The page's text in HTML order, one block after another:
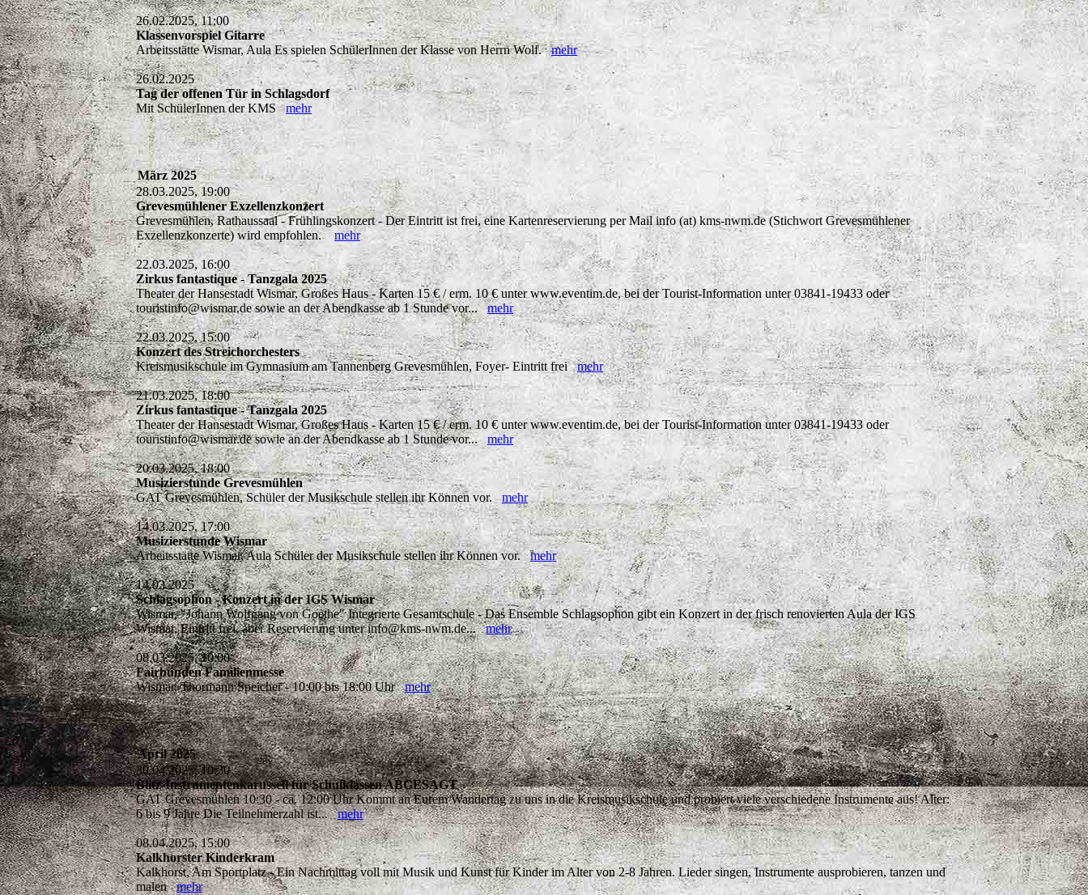
26.02.2025, 11:00
Klassenvorspiel Gitarre
Arbeitsstätte Wismar, Aula Es spielen SchülerInnen der Klasse von Herrn Wolf.mehr
26.02.2025
Tag der offenen Tür in Schlagsdorf
Mit SchülerInnen der KMSmehr
März 2025
28.03.2025, 19:00
Grevesmühlener Exzellenzkonzert
Grevesmühlen, Rathaussaal - Frühlingskonzert - Der Eintritt ist frei, eine Kartenreservierung per Mail info (at) kms-nwm.de (Stichwort Grevesmühlener
Exzellenzkonzerte) wird empfohlen.mehr
22.03.2025, 16:00
Zirkus fantastique - Tanzgala 2025
Theater der Hansestadt Wismar, Großes Haus - Karten 15 € / erm. 10 € unter www.eventim.de, bei der Tourist-Information unter 03841-19433 oder
touristinfo@wismar.de sowie an der Abendkasse ab 1 Stunde vor...mehr
22.03.2025, 15:00
Konzert des Streichorchesters
Kreismusikschule im Gymnasium am Tannenberg Grevesmühlen, Foyer- Eintritt freimehr
21.03.2025, 18:00
Zirkus fantastique - Tanzgala 2025
Theater der Hansestadt Wismar, Großes Haus - Karten 15 € / erm. 10 € unter www.eventim.de, bei der Tourist-Information unter 03841-19433 oder
touristinfo@wismar.de sowie an der Abendkasse ab 1 Stunde vor... mehr
20.03.2025, 18:00
Musizierstunde Grevesmühlen
GAT Grevesmühlen, Schüler der Musikschule stellen ihr Können vor.mehr
14.03.2025, 17:00
Musizierstunde Wismar
Arbeitsstätte Wismar, Aula Schüler der Musikschule stellen ihr Können vor.mehr
14.03.2025
Schlagsophon - Konzert in der IGS Wismar
Wismar, "Johann Wolfgang von Goethe" Integrierte Gesamtschule - Das Ensemble Schlagsophon gibt ein Konzert in der frisch renovierten Aula der IGS
Wismar. Eintritt frei, aber Reservierung unter info@kms-nwm.de...mehr
08.03.2025, 10:00
Fairbunden Familienmesse
Wismar, Thormann Speicher - 10:00 bis 18:00 Uhrmehr
April 2025
30.04.2025, 10:30
Blitz-Instrumentenkarussell für Schulklassen ABGESAGT
GAT Grevesmühlen 10:30 - ca. 12:00 Uhr Kommt an Eurem Wandertag zu uns in die Kreismusikschule und probiert viele verschiedene Instrumente aus! Alter:
6 bis 9 Jahre Die Teilnehmerzahl ist...mehr
08.04.2025, 15:00
Kalkhorster Kinderkram
Kalkhorst, Am Sportplatz - Ein Nachmittag voll mit Musik und Kunst für Kinder im Alter von 2-8 Jahren. Lieder singen, Instrumente ausprobieren, tanzen und
malenmehr